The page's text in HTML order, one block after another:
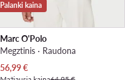
Palanki kaina
Marc O'Polo
Megztinis · Raudona
Dabartinė kaina
56,99€